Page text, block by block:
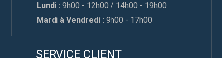
Lundi : 9h00 - 12h00 / 14h00 - 19h00
Mardi à Vendredi : 9h00 - 17h00
SERVICE CLIENT